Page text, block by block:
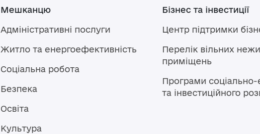
Мешканцю
Адміністративні послуги
Житло та енергоефективність
Соціальна робота
Безпека
Освіта
Культура
Бізнес та інвестиції
Центр підтримки
Перелік вільних
приміщень
Програми соціально-
та інвестиційного